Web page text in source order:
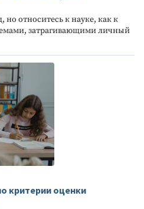
относитесь к науке, как к
затрагивающими личный
критерии оценки